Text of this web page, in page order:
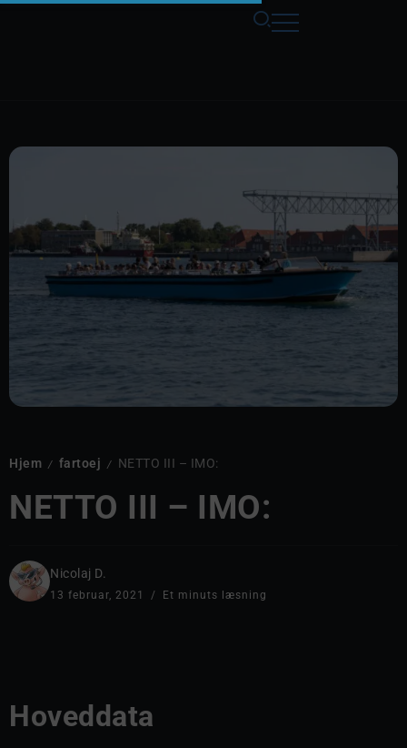
Hjem / fartoej / NETTO III – IMO:
NETTO III – IMO:
Nicolaj D.
13 februar, 2021 Et minuts læsning
Hoveddata